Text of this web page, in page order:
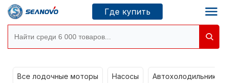
Где купить
Новосибирск
Моторы SEANOVO
Все лодочные моторы Насосы Автохолодильники